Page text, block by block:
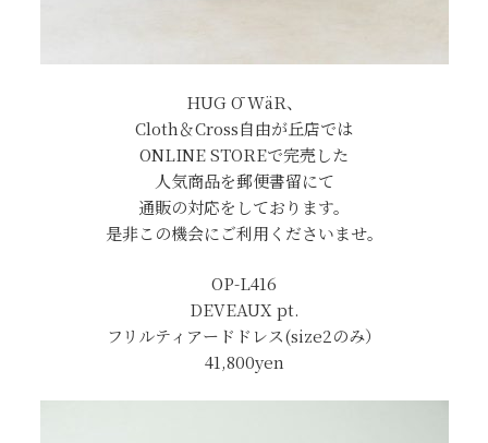
HUG Ō WäR、
Cloth＆Cross自由が丘店では
ONLINE STOREで完売した
人気商品を郵便書留にて
通販の対応をしております。
是非この機会にご利用くださいませ。
OP-L416
DEVEAUX pt.
フリルティアードドレス(size2のみ）
41,800yen